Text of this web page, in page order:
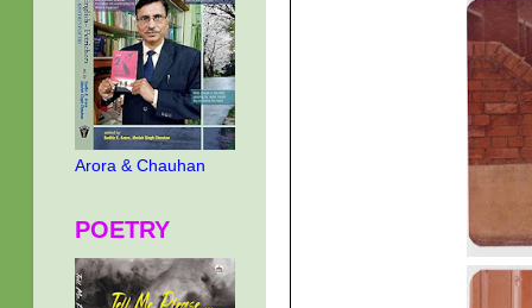
Arora & Chauhan
POETRY